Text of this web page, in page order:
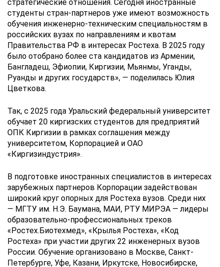
стратегические отношения. Сегодня иностранные
студенты стран-партнеров уже имеют возможность
обучения инженерно-техническим специальностям в
российских вузах по направлениям и квотам
Правительства РФ в интересах Ростеха. В 2025 году
было отобрано более ста кандидатов из Армении,
Бангладеш, Эфиопии, Киргизии, Мьянмы, Уганды,
Руанды и других государств», — поделилась Юлия
Цветкова.
Так, с 2025 года Уральский федеральный университет
обучает 20 киргизских студентов для предприятий
ОПК Киргизии в рамках соглашения между
университетом, Корпорацией и ОАО
«Киргизиндустрия».
В подготовке иностранных специалистов в интересах
зарубежных партнеров Корпорации задействован
широкий круг опорных для Ростеха вузов. Среди них
— МГТУ им. Н.Э. Баумана, МАИ, РТУ МИРЭА — лидеры
образовательно-профессиональных треков
«Ростех.Биотехмед», «Крылья Ростеха», «Код
Ростеха» при участии других 22 инженерных вузов
России. Обучение организовано в Москве, Санкт-
Петербурге, Уфе, Казани, Иркутске, Новосибирске,